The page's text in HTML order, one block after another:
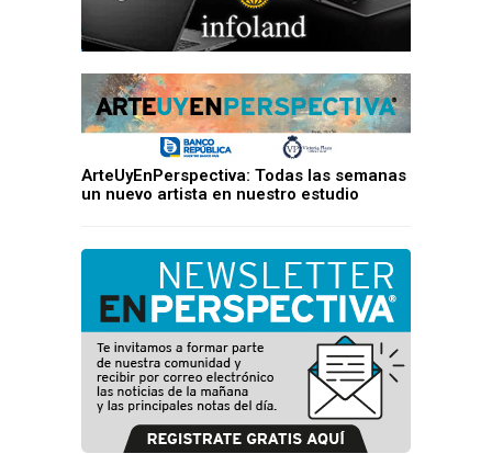
ArteUyEnPerspectiva: Todas las semanas
un nuevo artista en nuestro estudio